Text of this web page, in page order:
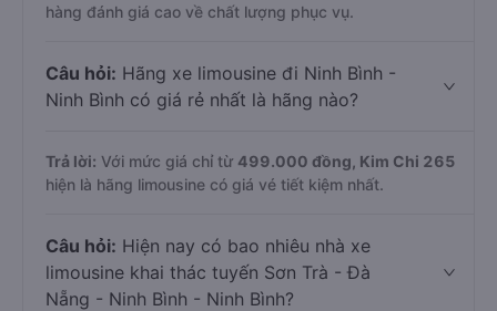
hàng đánh giá cao về chất lượng phục vụ.
Câu hỏi: Hãng xe limousine đi Ninh Bình -
Ninh Bình có giá rẻ nhất là hãng nào?
Trả lời: Với mức giá chỉ từ 499.000 đồng, Kim Chi 265
hiện là hãng limousine có giá vé tiết kiệm nhất.
Câu hỏi: Hiện nay có bao nhiêu nhà xe
limousine khai thác tuyến Sơn Trà - Đà
Nẵng - Ninh Bình - Ninh Bình?